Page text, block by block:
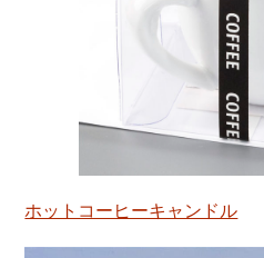
ホットコーヒーキャンドル